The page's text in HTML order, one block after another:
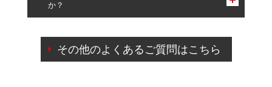
一部の商品・サービスの組み合わせに限り、同時にご予約が
出来ないものもございます。
か？
ご来店予約日の3営業日前を過ぎている場合のご予約
の日時変更につきましては、直接ご予約の店舗まで
その他のよくあるご質問はこちら